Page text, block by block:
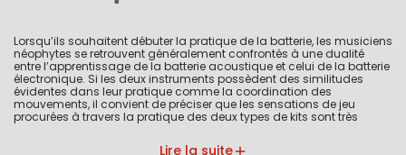
Lorsqu’ils souhaitent débuter la pratique de la batterie, les musiciens
néophytes se retrouvent généralement confrontés à une dualité
entre l’apprentissage de la batterie acoustique et celui de la batterie
électronique. Si les deux instruments possèdent des similitudes
évidentes dans leur pratique comme la coordination des
mouvements, il convient de préciser que les sensations de jeu
procurées à travers la pratique des deux types de kits sont très
demande un entraînement distinct pour se familiariser avec ces
Lire la suite